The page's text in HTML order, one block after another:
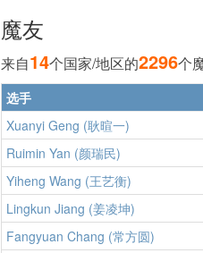
魔友
来自14个国家/地区的2296个
选手
Xuanyi Geng (耿暄一)
Ruimin Yan (颜瑞民)
Yiheng Wang (王艺衡)
Lingkun Jiang (姜凌坤)
Fangyuan Chang (常方圆)